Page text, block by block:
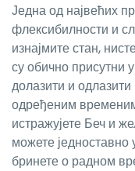
Једна од највећих
флексибилности и
изнајмите стан,
су обично присутни
долазити и
одређеним
истражујете Беч и
можете једноставно
бринете о радном